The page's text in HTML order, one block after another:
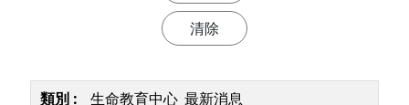
生命教育中心_最新消息